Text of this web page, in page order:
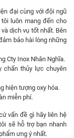
đại cùng với đội ngũ
luôn mang đến cho
dịch vụ tốt nhất. Bên
bảo hài lòng những
Cty Inox Nhân Nghĩa.
chấn thủy lực chuyên
hiện tượng oxy hóa.
miễn phí.
vấn đề gì hãy liên hệ
sẽ hỗ trợ bạn nhanh
ưng ý nhất.